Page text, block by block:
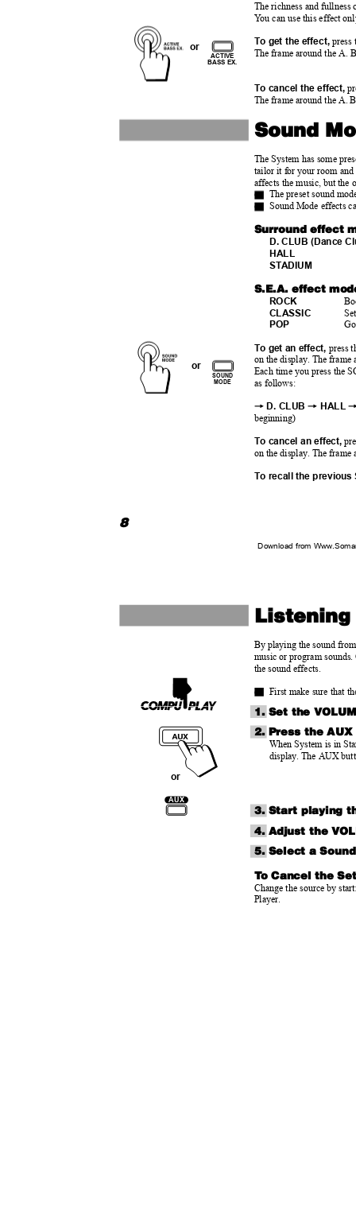
The richness and
You can use this effect
To get the effect,
The frame around the A.
or
ACTIVE
BASS EX.
To cancel the effect,
The frame around the A.
Sound
The System has some
tailor it for your room and
affects the music, but
o
o
The preset sound
Sound Mode effects
Surround effect
D. CLUB (Dance
HALL
STADIUM
S.E.A. effect
ROCK
CLASSIC
POP
To get an effect, press
on the display. The
Each time you press the
as follows:
or
SOUND
MODE
=D. CLUB= HALL
beginning)
To cancel an effect,
on the display. The
To recall the previous
8
Download from
By playing the sound
music or program
the sound effects.
o First make sure that
1. Set the
2. Press the
When System is in
display. The AUX
or
AUX
3. Start playing
4. Adjust the
5. Select a
ToCancel the
Change the source by
Player.